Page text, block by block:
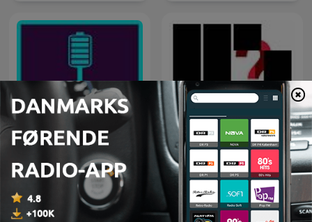
Geladen - der
Batteriepodcast zur
Energiewende
Ingen dumme spørgsmål